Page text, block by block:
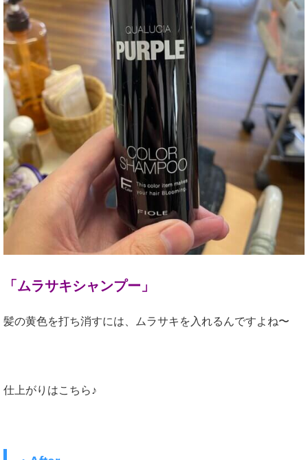
「ムラサキシャンプー」
髪の黄色を打ち消すには、ムラサキを入れるんですよね〜
仕上がりはこちら♪